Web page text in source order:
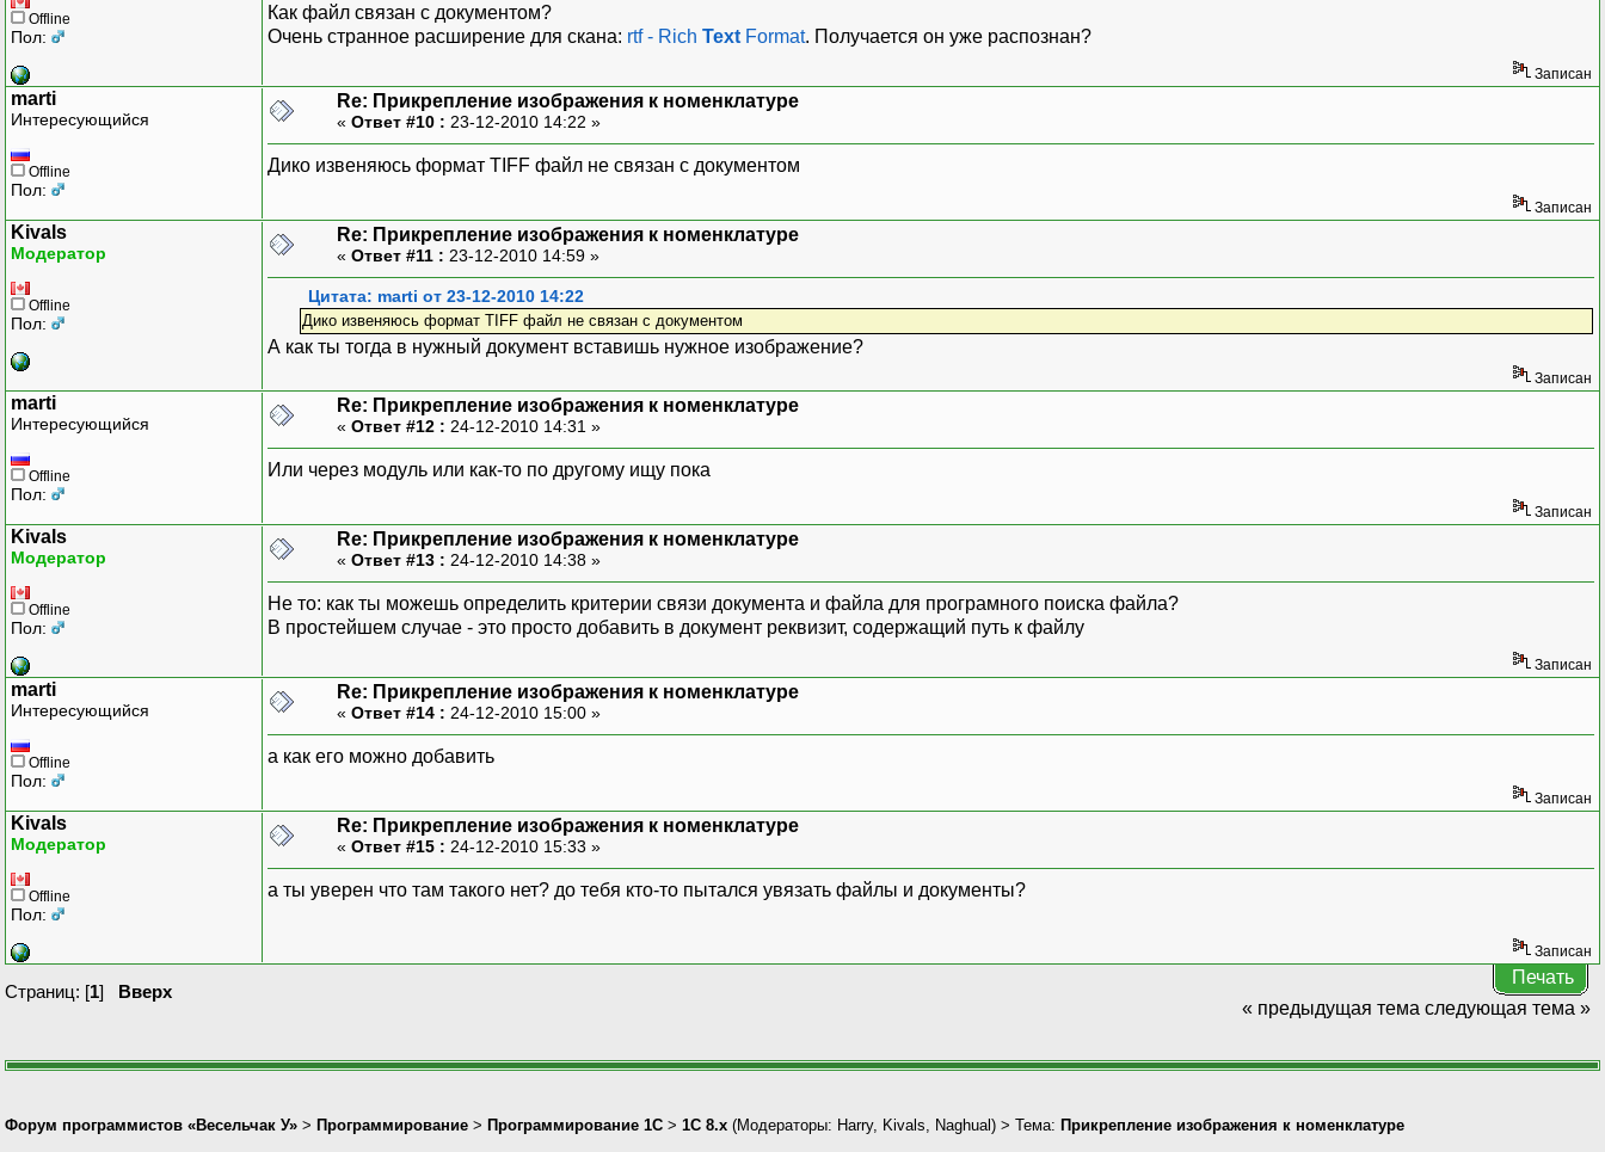
Offline
Пол:
Как файл связан с документом?
Очень странное расширение для скана: rtf - Rich Text Format. Получается он уже распознан?
Записан
marti
Интересующийся
Offline
Пол:
Re: Прикрепление изображения к номенклатуре
« Ответ #10 : 23-12-2010 14:22 »
Дико извеняюсь формат TIFF файл не связан с документом
Записан
Kivals
Модератор
Offline
Пол:
Re: Прикрепление изображения к номенклатуре
« Ответ #11 : 23-12-2010 14:59 »
Цитата: marti от 23-12-2010 14:22
Дико извеняюсь формат TIFF файл не связан с документом
А как ты тогда в нужный документ вставишь нужное изображение?
Записан
marti
Интересующийся
Offline
Пол:
Re: Прикрепление изображения к номенклатуре
« Ответ #12 : 24-12-2010 14:31 »
Или через модуль или как-то по другому ищу пока
Записан
Kivals
Модератор
Offline
Пол:
Re: Прикрепление изображения к номенклатуре
« Ответ #13 : 24-12-2010 14:38 »
Не то: как ты можешь определить критерии связи документа и файла для програмного поиска файла?
В простейшем случае - это просто добавить в документ реквизит, содержащий путь к файлу
Записан
marti
Интересующийся
Offline
Пол:
Re: Прикрепление изображения к номенклатуре
« Ответ #14 : 24-12-2010 15:00 »
а как его можно добавить
Записан
Kivals
Модератор
Offline
Пол:
Re: Прикрепление изображения к номенклатуре
« Ответ #15 : 24-12-2010 15:33 »
а ты уверен что там такого нет? до тебя кто-то пытался увязать файлы и документы?
Записан
Страниц: [1] Вверх
Печать
« предыдущая тема следующая тема »
Форум программистов «Весельчак У» > Программирование > Программирование 1С > 1С 8.x (Модераторы: Harry, Kivals Naghual) > Тема: Прикрепление изображения к номенклатуре